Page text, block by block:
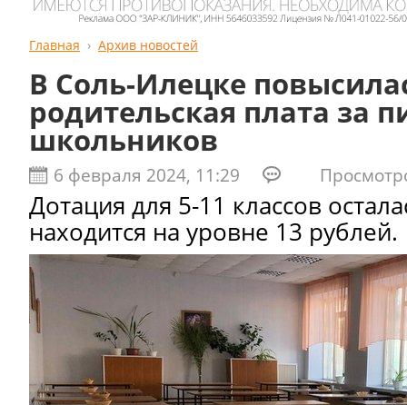
Главная Архив новостей
В Соль-Илецке
родительская плата за
школьников
6 февраля 2024, 11:29
Дотация для 5-11 классов
находится на уровне 13 рублей.